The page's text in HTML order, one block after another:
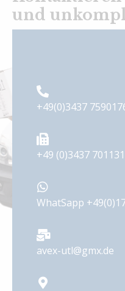
und
+49(0)3437
+49 (0)3437 701131
WhatSapp
avex-utl@gmx.de